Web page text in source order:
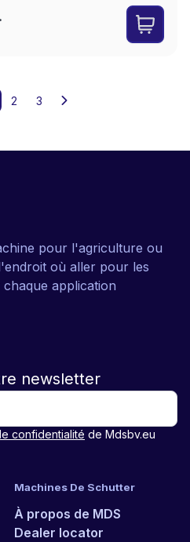
2 3
pour l'agriculture ou
où aller pour les
application
Machines De Schutter
À propos de MDS
Dealer locator
newsletter
confidentialité de Mdsbv.eu